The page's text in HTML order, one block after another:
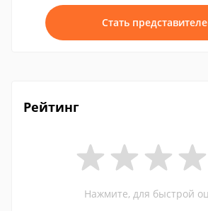
Стать
Рейтинг
Нажмите, для быстрой